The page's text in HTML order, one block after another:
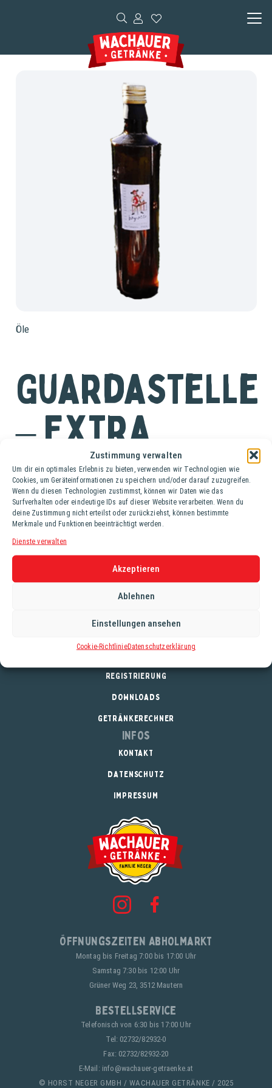
Zustimmung verwalten
Um dir ein optimales Erlebnis zu bieten, verwenden wir Technologien wie
Cookies, um Geräteinformationen zu speichern und/oder darauf zuzugreifen.
Wenn du diesen Technologien zustimmst, können wir Daten wie das
Surfverhalten oder eindeutige IDs auf dieser Website verarbeiten. Wenn du
deine Zustimmung nicht erteilst oder zurückziehst, können bestimmte
Merkmale und Funktionen beeinträchtigt werden.
Dienste verwalten
Akzeptieren
Ablehnen
Einstellungen ansehen
Cookie-RichtlinieDatenschutzerklärung
Öle
Guardastelle
– Extra
Vergine Olive
Oil
Fl. (0,75 lt.)
Einzigartiges extra virgine Olivenöl vom Weingut und
REGISTRIERUNG
DOWNLOADS
GETRÄNKERECHNER
Infos
KONTAKT
DATENSCHUTZ
IMPRESSUM
Öffnungszeiten Abholmarkt
Montag bis Freitag 7:00 bis 17:00 Uhr
Samstag 7:30 bis 12:00 Uhr
Grüner Weg 23, 3512 Mautern
Bestellservice
Telefonisch von 6:30 bis 17:00 Uhr
Tel: 02732/82932-0
Fax: 02732/82932-20
E-Mail: info@wachauer-getraenke.at
© HORST NEGER GMBH / WACHAUER GETRÄNKE / 2025